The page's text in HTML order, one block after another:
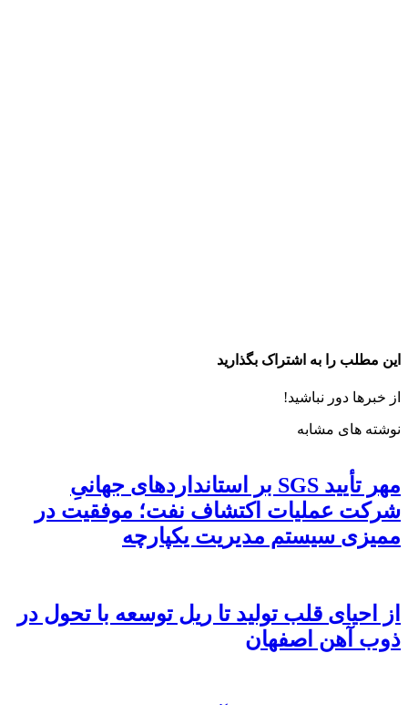
این مطلب را به اشتراک بگذارید
از خبرها دور نباشید!
نوشته های مشابه
مهر تأیید SGS بر استانداردهای جهانیِ
شرکت عملیات اکتشاف نفت؛ موفقیت در
ممیزی سیستم مدیریت یکپارچه
از احیای قلب تولید تا ریل توسعه با تحول در
ذوب آهن اصفهان